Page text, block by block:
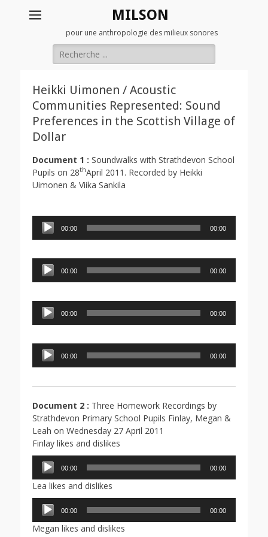
MILSON
pour une anthropologie des milieux sonores
Rechercher :
Heikki Uimonen / Acoustic
Communities Represented: Sound
Preferences in the Scottish Village of
Dollar
Document 1 : Soundwalks with Strathdevon School
Pupils on 28thApril 2011. Recorded by Heikki
Uimonen & Viika Sankila
Lecteur
audio
00:00 00:00
Lecteur
audio
00:00 00:00
Lecteur
audio
00:00 00:00
Lecteur
audio
00:00 00:00
Document 2 : Three Homework Recordings by
Strathdevon Primary School Pupils Finlay, Megan &
Leah on Wednesday 27 April 2011
Finlay likes and dislikes
Lecteur
audio
00:00 00:00
Lea likes and dislikes
Lecteur
audio
00:00 00:00
Megan likes and dislikes